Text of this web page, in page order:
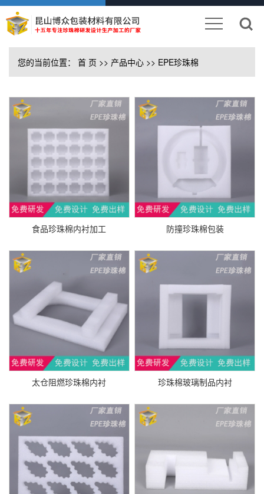
您的当前位置： 首 页 >> 产品中心 >> EPE珍珠棉
食品珍珠棉内衬加工 防撞珍珠棉包装
太仓阻燃珍珠棉内衬 珍珠棉玻璃制品内衬